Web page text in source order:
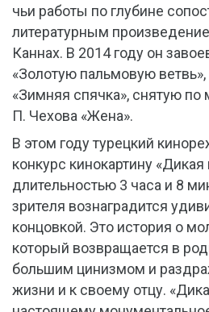
чьи работы по глубине
литературным
Каннах. В 2014 году он
«Золотую пальмовую
«Зимняя спячка», снятую по
П. Чехова «Жена».
В этом году турецкий
конкурс кинокартину «Дикая
длительностью 3 часа и 8
зрителя вознаградится
концовкой. Это история о
который возвращается в
большим цинизмом и
жизни и к своему отцу.